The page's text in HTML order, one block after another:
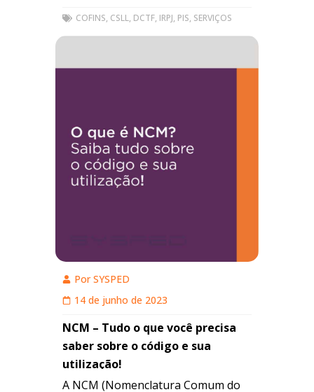
COFINS, CSLL, DCTF, IRPJ, PIS, SERVIÇOS
PorSYSPED
14 de junho de 2023
NCM – Tudo o que você precisa
saber sobre o código e sua
utilização!
A NCM (Nomenclatura Comum do